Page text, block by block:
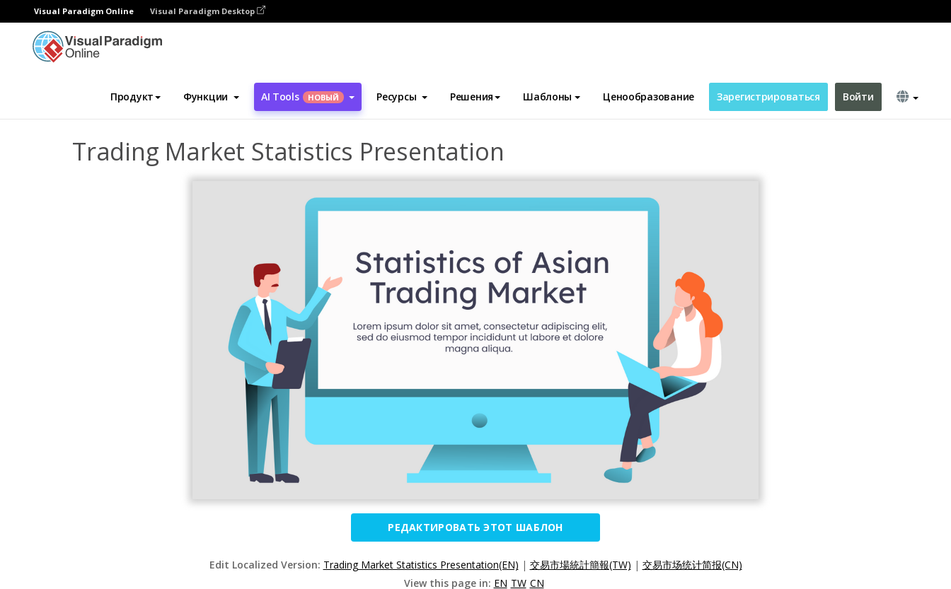
Visual Paradigm Online Visual Paradigm Desktop
Продукт Функции AI Tools НОВЫЙ Ресурсы Решения Шаблоны Ценообразование Зарегистрироваться Войти
Инструмент графического дизайна Шаблоны Презентации
Trading Market Statistics Presentation
РЕДАКТИРОВАТЬ ЭТОТ ШАБЛОН
Edit Localized Version: Trading Market Statistics Presentation(EN) | 交易市場統計簡報(TW) | 交易市场统计简报(CN)
View this page in: EN TW CN